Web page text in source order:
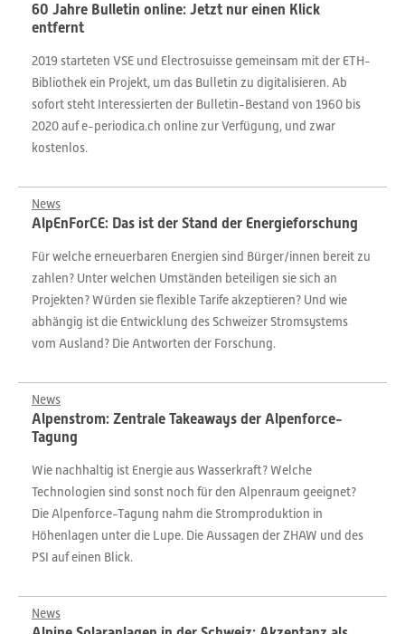
60 Jahre Bulletin online: Jetzt nur einen Klick
entfernt
2019 starteten VSE und Electrosuisse gemeinsam mit der ETH-
Bibliothek ein Projekt, um das Bulletin zu digitalisieren. Ab
sofort steht Interessierten der Bulletin-Bestand von 1960 bis
2020 auf e-periodica.ch online zur Verfügung, und zwar
kostenlos.
News
AlpEnForCE: Das ist der Stand der Energieforschung
Für welche erneuerbaren Energien sind Bürger/innen bereit zu
zahlen? Unter welchen Umständen beteiligen sie sich an
Projekten? Würden sie flexible Tarife akzeptieren? Und wie
abhängig ist die Entwicklung des Schweizer Stromsystems
vom Ausland? Die Antworten der Forschung.
News
Alpenstrom: Zentrale Takeaways der Alpenforce-
Tagung
Wie nachhaltig ist Energie aus Wasserkraft? Welche
Technologien sind sonst noch für den Alpenraum geeignet?
Die Alpenforce-Tagung nahm die Stromproduktion in
Höhenlagen unter die Lupe. Die Aussagen der ZHAW und des
PSI auf einen Blick.
News